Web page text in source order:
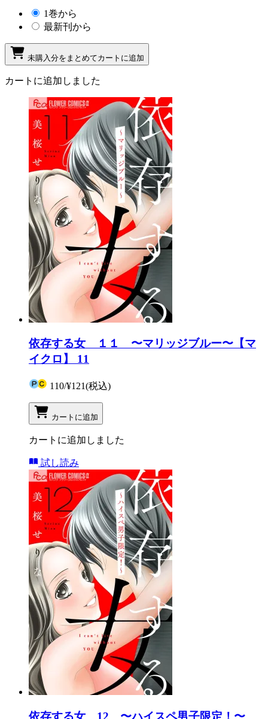
1巻から
最新刊から
未購入分をまとめてカートに追加
カートに追加しました
依存する女 １１ 〜マリッジブルー〜【マ
イクロ】 11
110/¥121(税込)
カートに追加
カートに追加しました
試し読み
依存する女 12 〜ハイスペ男子限定！〜